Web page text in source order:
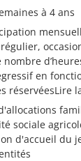
à 4 ans
nombre
en
réservéesLire
sociale
d'accueil du